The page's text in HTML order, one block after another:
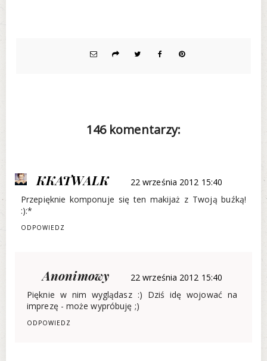
146 komentarzy:
KKATWALK
22 września 2012 15:40
Przepięknie komponuje się ten makijaż z Twoją buźką!
:):*
ODPOWIEDZ
Anonimowy
22 września 2012 15:40
Pięknie w nim wyglądasz :) Dziś idę wojować na
imprezę - może wypróbuję ;)
ODPOWIEDZ